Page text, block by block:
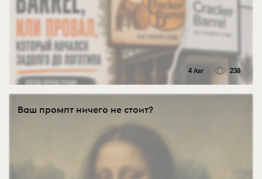
4 Авг 238
Ваш промпт ничего не стоит?